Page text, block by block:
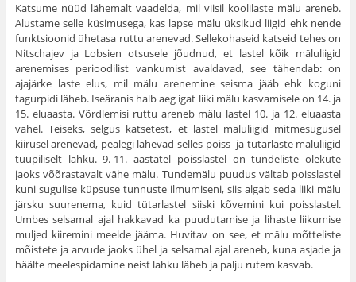
Katsume nüüd lähemalt vaadelda, mil viisil koolilaste mälu areneb.
Alustame selle küsimusega, kas lapse mälu üksikud liigid ehk nende
funktsioonid ühetasa ruttu arenevad. Sellekohaseid katseid tehes on
Nitschajev ja Lobsien otsu­sele jõudnud, et lastel kõik mäluliigid
arenemises perioo­dilist vankumist avaldavad, see tähendab: on
ajajärke laste elus, mil mälu arenemine seisma jääb ehk koguni
tagurpidi läheb. Iseäranis halb aeg igat liiki mälu kasvami­sele on 14. ja
15. eluaasta. Võrdlemisi ruttu areneb mälu lastel 10. ja 12. eluaasta
vahel. Teiseks, selgus katsetest, et lastel mäluliigid mitmesugusel
kiirusel arene­vad, pealegi lähevad selles poiss- ja tütarlaste mäluliigid
tüüpiliselt lahku. 9.-11. aastatel poisslastel on tundeliste olekute
jaoks võõrastavalt vähe mälu. Tundemälu puudus vältab poisslastel
kuni sugulise küpsuse tunnuste ilmumiseni, siis algab seda liiki mälu
järsku suurenema, kuid tütar­lastel siiski kõvemini kui poisslastel.
Umbes selsamal ajal hakkavad ka puudutamise ja lihaste liikumise
muljed kiiremini meelde jääma. Huvitav on see, et mälu mõtteliste
mõistete ja arvude jaoks ühel ja selsamal ajal areneb, kuna asjade ja
häälte meelespidamine neist lahku läheb ja palju rutem kasvab.